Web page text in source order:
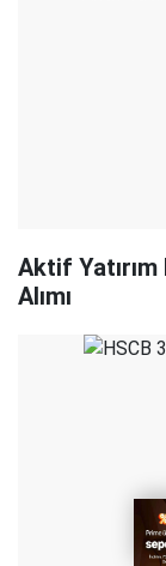
Aktif Yatırım
Alımı